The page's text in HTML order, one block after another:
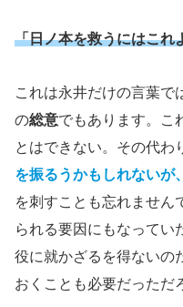
「日ノ本を救うにはこれ
これは永井だけの言葉で
の総意でもあります。こ
とはできない。その代わ
を振るうかもしれないが
を刺すことも忘れません
られる要因にもなってい
役に就かざるを得ないの
おくことも必要だっただ